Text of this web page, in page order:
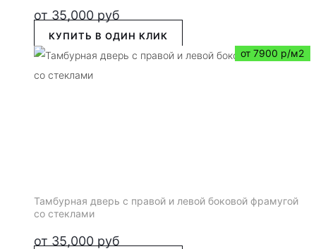
от 35,000 руб
КУПИТЬ В ОДИН КЛИК
от 7900 р/м2
Тамбурная дверь с правой и левой боковой фрамугой
со стеклами
от 35,000 руб